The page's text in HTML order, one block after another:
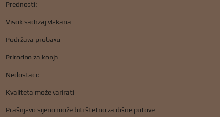
Prednosti:
Visok sadržaj vlakana
Podržava probavu
Prirodno za konja
Nedostaci:
Kvaliteta može varirati
Prašnjavo sijeno može biti štetno za dišne ​​putove